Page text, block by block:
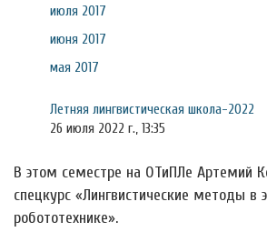
июля 2017
июня 2017
мая 2017
Летняя лингвистическая школа-2022
26 июля 2022 г., 13:35
В этом семестре на ОТиПЛе Артемий
спецкурс «Лингвистические методы в
робототехнике».